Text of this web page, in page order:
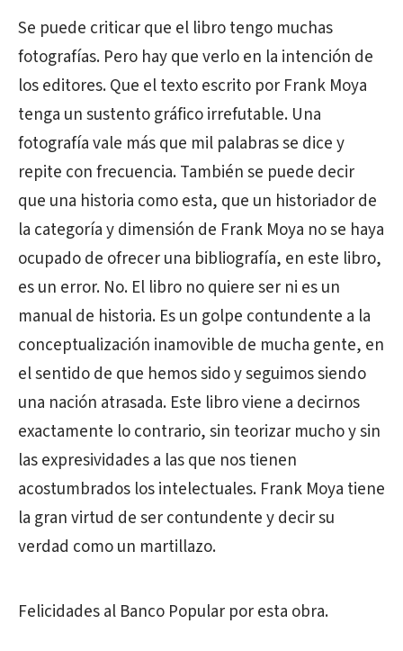
Se puede criticar que el libro tengo muchas
fotografías. Pero hay que verlo en la intención de
los editores. Que el texto escrito por Frank Moya
tenga un sustento gráfico irrefutable. Una
fotografía vale más que mil palabras se dice y
repite con frecuencia. También se puede decir
que una historia como esta, que un historiador de
la categoría y dimensión de Frank Moya no se haya
ocupado de ofrecer una bibliografía, en este libro,
es un error. No. El libro no quiere ser ni es un
manual de historia. Es un golpe contundente a la
conceptualización inamovible de mucha gente, en
el sentido de que hemos sido y seguimos siendo
una nación atrasada. Este libro viene a decirnos
exactamente lo contrario, sin teorizar mucho y sin
las expresividades a las que nos tienen
acostumbrados los intelectuales. Frank Moya tiene
la gran virtud de ser contundente y decir su
verdad como un martillazo.
Felicidades al Banco Popular por esta obra.